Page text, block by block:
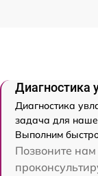
Диагностика
Диагностика
задача для
Выполним
Позвоните